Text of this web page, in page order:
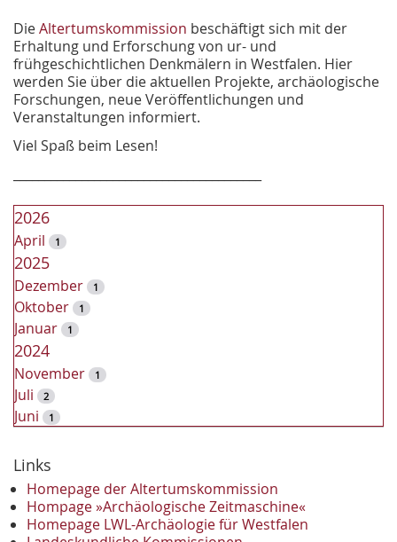
DieAltertumskommission beschäftigt sich mit der
Erhaltung und Erforschung von ur- und
frühgeschichtlichen Denkmälern in Westfalen. Hier
werden Sie über die aktuellen Projekte, archäologische
Forschungen, neue Veröffentlichungen und
Veranstaltungen informiert.
Viel Spaß beim Lesen!
2026
April 1
2025
Dezember 1
Oktober 1
Januar 1
2024
November 1
Juli 2
Juni 1
Dezember
November 2
Oktober 1
September 2
Links
Homepage der Altertumskommission
Hompage »Archäologische Zeitmaschine«
Homepage LWL-Archäologie für Westfalen